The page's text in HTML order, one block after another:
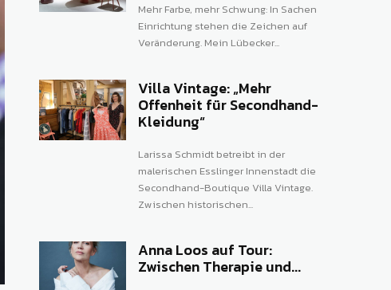
Mehr Farbe, mehr Schwung: In Sachen
Einrichtung stehen die Zeichen auf
Veränderung. Mein Lübecker...
Villa Vintage: „Mehr
Offenheit für Secondhand-
Kleidung“
Larissa Schmidt betreibt in der
malerischen Esslinger Innenstadt die
Secondhand-Boutique Villa Vintage.
Zwischen historischen...
Anna Loos auf Tour:
Zwischen Therapie und...